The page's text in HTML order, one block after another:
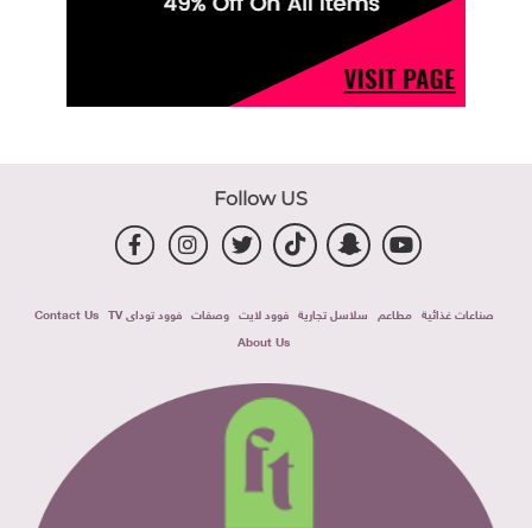
Follow US
صناعات غذائية مطاعم سلاسل تجارية فوود لايت وصفات فوود توداى TV
Contact Us
About Us